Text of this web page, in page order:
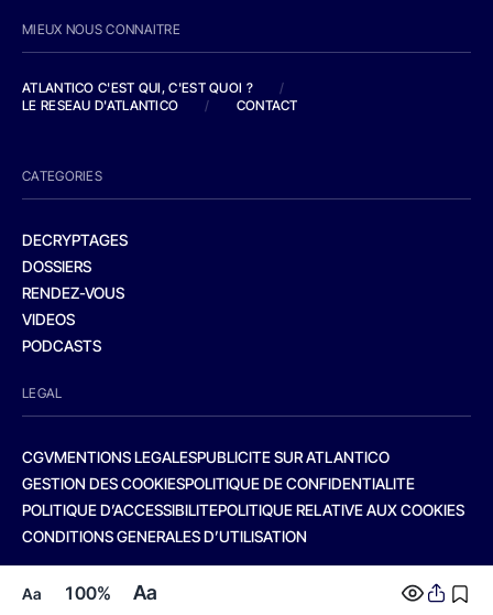
Aa 100% Aa
MIEUX NOUS CONNAITRE
ATLANTICO C'EST QUI, C'EST QUOI ?
/
LE RESEAU D'ATLANTICO
/ CONTACT
CATEGORIES
DECRYPTAGES
DOSSIERS
RENDEZ-VOUS
VIDEOS
PODCASTS
LEGAL
CGVMENTIONS LEGALESPUBLICITE SUR ATLANTICO
GESTION DES COOKIESPOLITIQUE DE CONFIDENTIALITE
POLITIQUE D’ACCESSIBILITEPOLITIQUE RELATIVE AUX COOKIES
CONDITIONS GENERALES D’UTILISATION